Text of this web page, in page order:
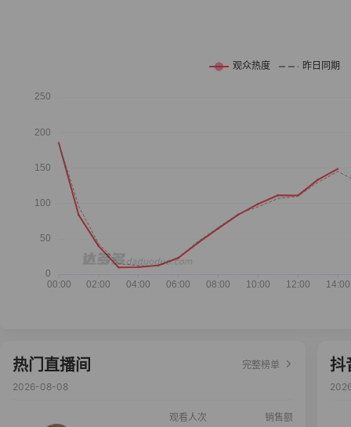
热门直播间
完整榜单
2026-08-08
观看人次 销售额
抖